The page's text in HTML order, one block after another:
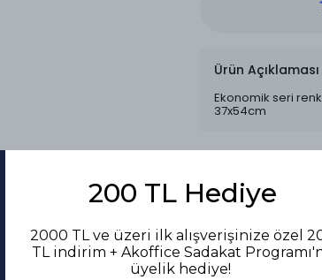
Ürün Açıklaması
Ekonomik seri
37x54cm
200 TL Hediye
2000 TL ve üzeri ilk alışverişinize özel
TL indirim + Akoffice Sadakat
üyelik hediye!